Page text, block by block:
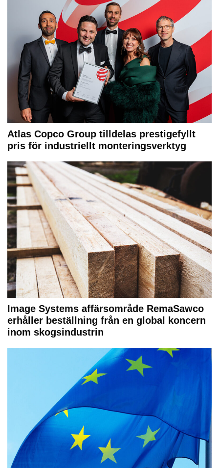
Atlas Copco Group tilldelas prestigefyllt
pris för industriellt monteringsverktyg
Image Systems affärsområde RemaSawco
erhåller beställning från en global koncern
inom skogsindustrin